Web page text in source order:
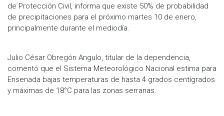
de Protección Civil, informa que existe 50% de probabilidad
de precipitaciones para el próximo martes 10 de enero,
principalmente durante el mediodía.
Julio César Obregón Angulo, titular de la dependencia,
comentó que el Sistema Meteorológico Nacional estima para
Ensenada bajas temperaturas de hasta 4 grados centígrados
y máximas de 18°C para las zonas serranas.